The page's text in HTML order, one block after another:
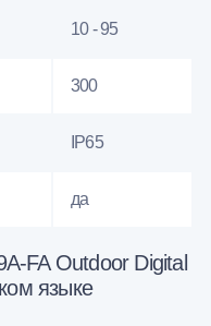
10 - 95
300
IP65
да
FA Outdoor Digital
языке